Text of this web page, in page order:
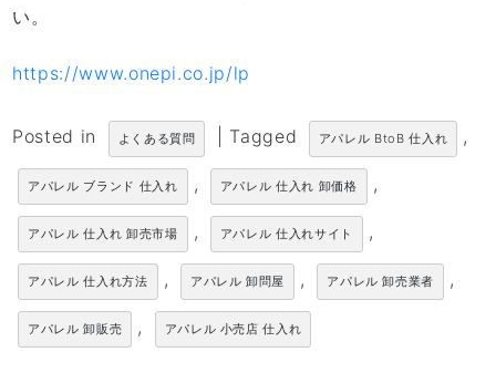
い。
https://www.onepi.co.jp/lp
Posted in よくある質問 Tagged アパレル BtoB 仕入れ ,
アパレル ブランド 仕入れ , アパレル 仕入れ 卸価格 ,
アパレル 仕入れ 卸売市場 , アパレル 仕入れサイト ,
アパレル 仕入れ方法 , アパレル 卸問屋 , アパレル 卸売業者 ,
アパレル 卸販売 , アパレル 小売店 仕入れ